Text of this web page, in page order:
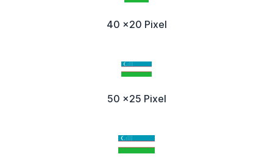
40 x20 Pixel
50 x25 Pixel